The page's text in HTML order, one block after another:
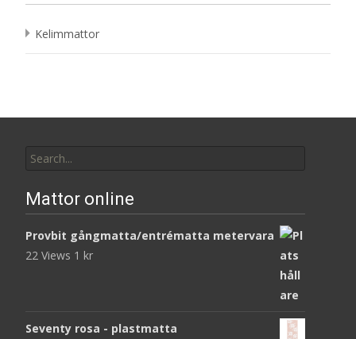
Kelimmattor
for:
Mattor online
Provbit gångmatta/entrématta metervara
22 Views 1 kr
Seventy rosa - plastmatta